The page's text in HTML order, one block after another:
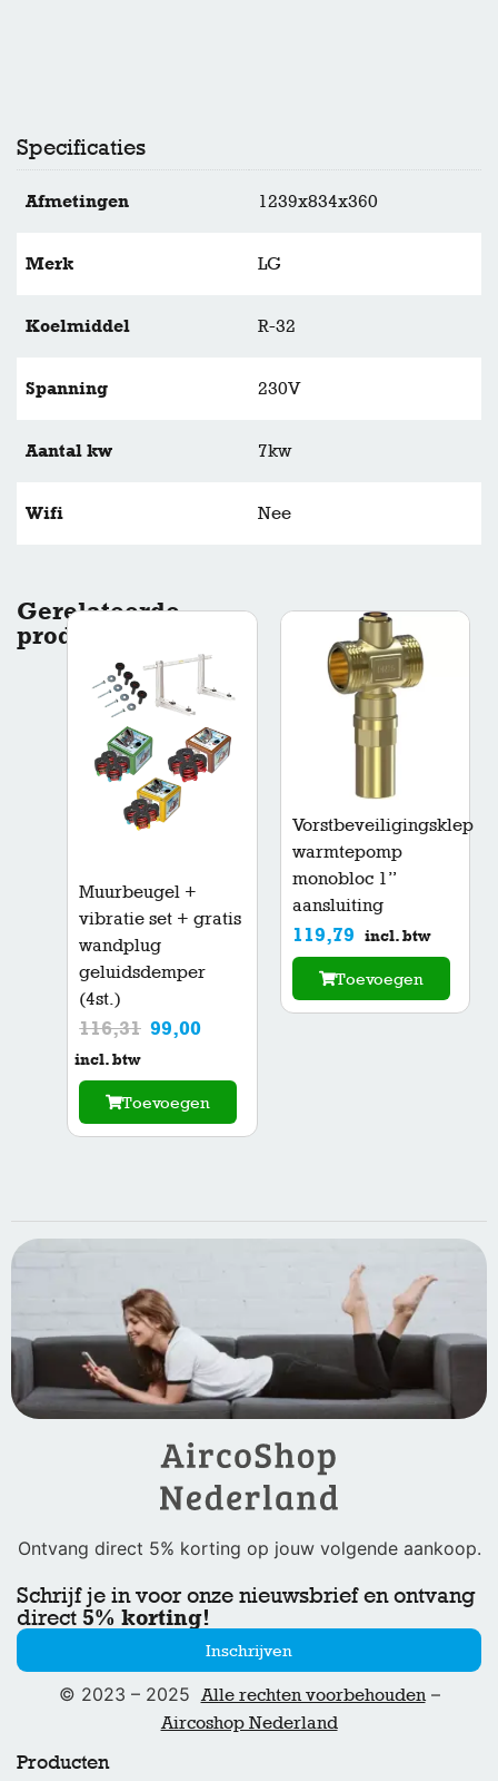
Specificaties
Afmetingen 1239x834x360
Merk LG
Koelmiddel R-32
Spanning 230V
Aantal kw 7kw
Wifi Nee
Gerelateerde
producten
Muurbeugel +
vibratie set + gratis
wandplug
geluidsdemper
(4st.)
116,31 99,00
incl. btw
Toevoegen
Vorstbeveiligingsklep
warmtepomp
monobloc 1”
aansluiting
119,79 incl. btw
Toevoegen
Ontvang direct 5% korting op jouw volgende aankoop.
Schrijf je in voor onze nieuwsbrief en ontvang
direct 5% korting!
Inschrijven
© 2023 – 2025 Alle rechten voorbehouden –
Aircoshop Nederland
Producten